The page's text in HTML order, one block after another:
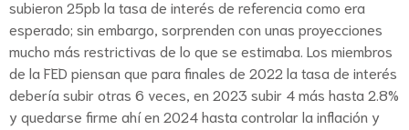
subieron 25pb la tasa de interés de referencia como era
esperado; sin embargo, sorprenden con unas proyecciones
mucho más restrictivas de lo que se estimaba. Los miembros
de la FED piensan que para finales de 2022 la tasa de interés
debería subir otras 6 veces, en 2023 subir 4 más hasta 2.8%
y quedarse firme ahí en 2024 hasta controlar la inflación y